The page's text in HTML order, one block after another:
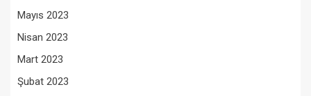
Mayıs 2023
Nisan 2023
Mart 2023
Şubat 2023